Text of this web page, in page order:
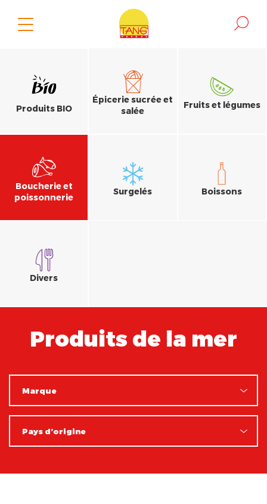
Produits BIO
Épicerie sucrée et
salée
Fruits et légumes
Boucherie et
poissonnerie
Surgelés Boissons
Divers
Produits de la mer